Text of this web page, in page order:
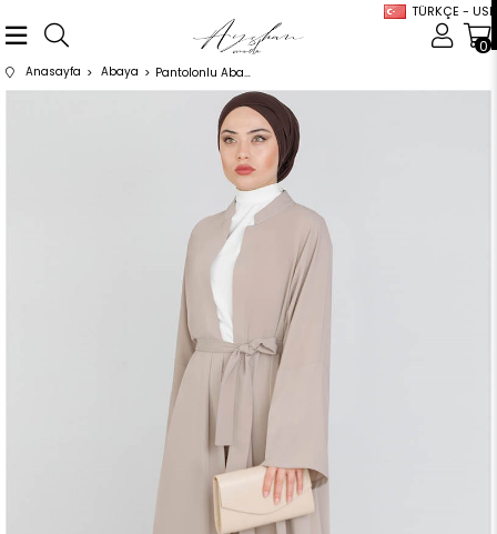
TÜRKÇE - USD
0
Anasayfa Abaya Pantolonlu Abaya Takım Vizon